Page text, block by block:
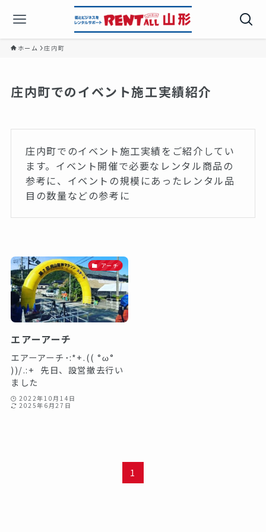
ホーム 庄内町
庄内町でのイベント施工実績紹介
庄内町でのイベント施工実績をご紹介してい
ます。イベント開催で必要なレンタル商品の
参考に、イベントの規模にあったレンタル品
目の数量などの参考に
アーチ
エアーアーチ
エアーアーチ･:*+.(( °ω°
))/.:+⁡ ⁡⁡先日、設営撤去行い
ました⁡ ⁡⁡ ⁡
2022年10月14日
2025年6月27日
1